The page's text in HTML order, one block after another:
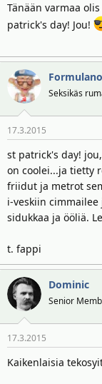
a
j
Tänään varmaa
patrick's day! Jou!
Seksikäs
17.3.2015
st patrick's day!
on coolei...ja tietty
friidut ja metrot
i-veskiin
sidukkaa ja ööliä.
t. fappi
Dominic
Senior
17.3.2015
Kaikenlaisia